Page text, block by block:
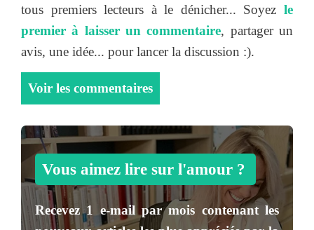
tous premiers lecteurs à le dénicher... Soyez le
premier à laisser un commentaire, partager un
avis, une idée... pour lancer la discussion :).
Voir les commentaires
Vous aimez lire sur l'amour ?
Recevez1 e-mail par mois contenant les